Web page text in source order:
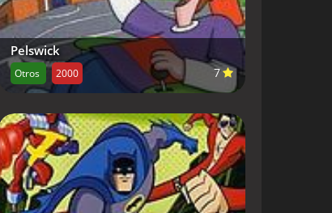
Pelswick
Otros 2000 7